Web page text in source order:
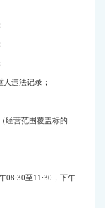
违法记录；
经营范围覆盖标的
08:30至11:30 ，下午